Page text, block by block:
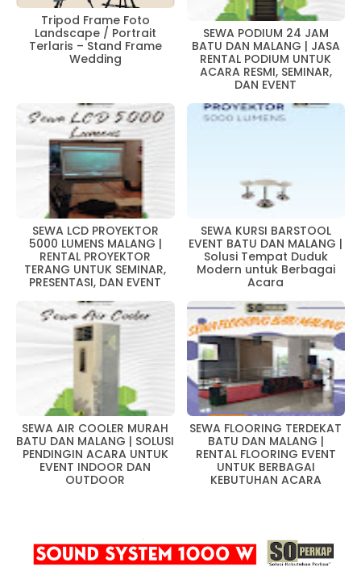
Tripod Frame Foto
Landscape / Portrait
Terlaris – Stand Frame
Wedding
SEWA PODIUM 24 JAM
BATU DAN MALANG | JASA
RENTAL PODIUM UNTUK
ACARA RESMI, SEMINAR,
DAN EVENT
SEWA LCD PROYEKTOR
5000 LUMENS MALANG |
RENTAL PROYEKTOR
TERANG UNTUK SEMINAR,
PRESENTASI, DAN EVENT
SEWA KURSI BARSTOOL
EVENT BATU DAN MALANG |
Solusi Tempat Duduk
Modern untuk Berbagai
Acara
SEWA AIR COOLER MURAH
BATU DAN MALANG | SOLUSI
PENDINGIN ACARA UNTUK
EVENT INDOOR DAN
OUTDOOR
SEWA FLOORING TERDEKAT
BATU DAN MALANG |
RENTAL FLOORING EVENT
UNTUK BERBAGAI
KEBUTUHAN ACARA